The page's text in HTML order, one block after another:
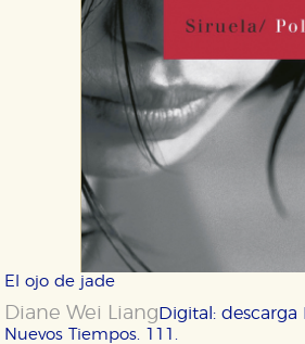
El ojo de jade
Diane Wei Liang
Nuevos Tiempos. 111.
Digital: descarga